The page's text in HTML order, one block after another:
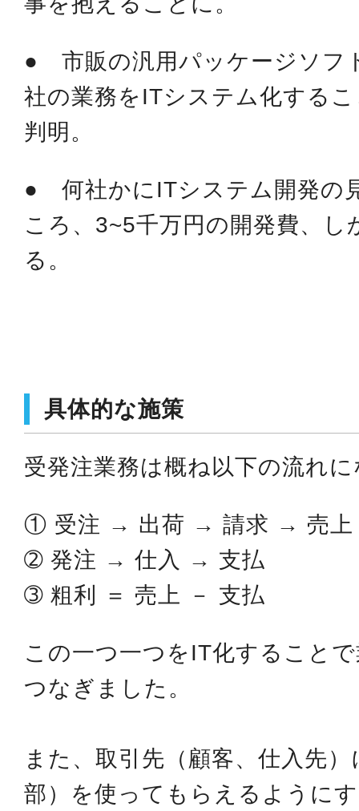
● 市販の汎用パッケージソフ
社の業務をITシステム化する
判明。
● 何社かにITシステム開発の
ころ、3~5千万円の開発費、し
る。
具体的な施策
受発注業務は概ね以下の流れ
① 受注 → 出荷 → 請求 → 売上
➁ 発注 → 仕入 → 支払
➂ 粗利 ＝ 売上 － 支払
この一つ一つをIT化すること
つなぎました。
また、取引先（顧客、仕入先
部）を使ってもらえるように